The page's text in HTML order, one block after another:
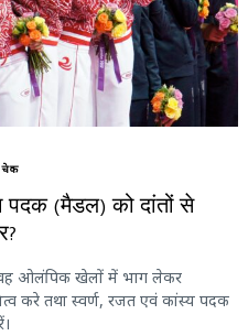
चेक
पदक (मैडल) को दांतों से
वह ओलंपिक खेलों में भाग लेकर
करे तथा स्वर्ण, रजत एवं कांस्य पदक